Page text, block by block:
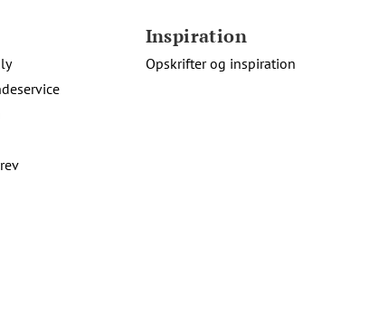
Inspiration
Opskrifter og inspiration